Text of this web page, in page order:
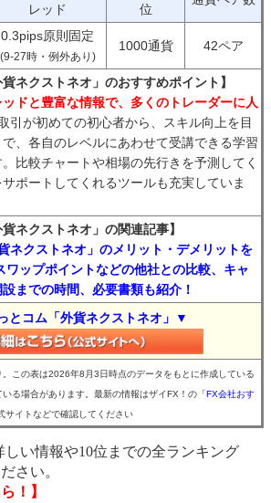
レッド
位
0.3pips原則固定
(9-27時・例外あり)
1000通貨 42ペア
ネクストネオ」のおすすめポイント】
ドと豊富な情報で、多くのトレーダーに人
引が初めての初心者から、スキル向上を目
、各自のレベルにあわせて受講できる学習
比較チャートや相場の先行きを予測してく
ポートしてくれるツールも充実していま
ネクストネオ」の関連記事】
ネクストネオ」のメリット・デメリットを
ワップポイントなどの他社との比較、キャ
までの時間、必要書類も紹介！
とコム「外貨ネクストネオ」▼
この表は2026年8月3日時点のデータをもとに作成している
る場合があります。最新の情報はザイFX！の 「FX会社おす
サイトなどで確認してください
い情報や10位までの全ランキング
さい。
！】